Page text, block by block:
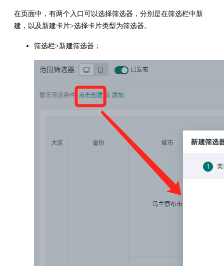
在页面中，有两个入口可以选择筛选器，分别是在筛选栏中新
建，以及新建卡片>选择卡片类型为筛选器。
筛选栏>新建筛选器；